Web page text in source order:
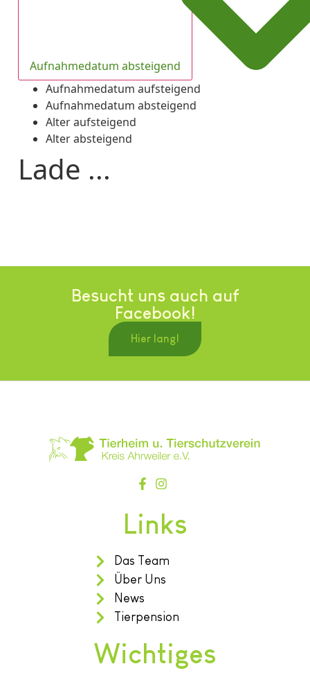
Aufnahmedatum absteigend
Aufnahmedatum aufsteigend
Aufnahmedatum absteigend
Alter aufsteigend
Alter absteigend
Lade ...
Besucht uns auch auf
Facebook!
Hier lang!
Links
Das Team
Über Uns
News
Tierpension
Wichtiges